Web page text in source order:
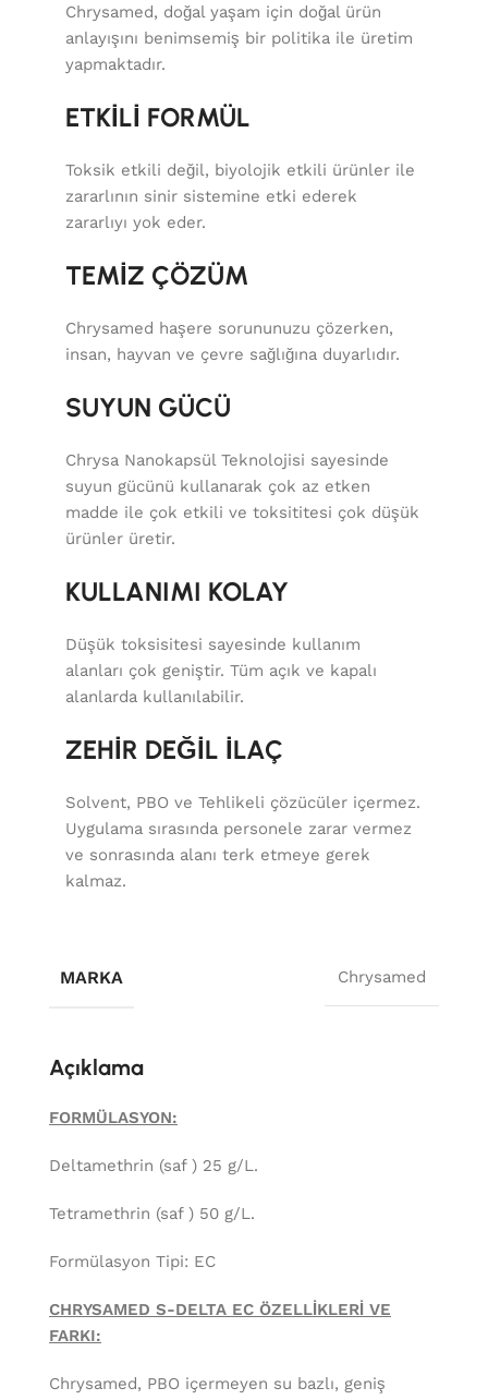
Chrysamed, doğal yaşam için doğal ürün
anlayışını benimsemiş bir politika ile üretim
yapmaktadır.
ETKİLİ FORMÜL
Toksik etkili değil, biyolojik etkili ürünler ile
zararlının sinir sistemine etki ederek
zararlıyı yok eder.
TEMİZ ÇÖZÜM
Chrysamed haşere sorununuzu çözerken,
insan, hayvan ve çevre sağlığına duyarlıdır.
SUYUN GÜCÜ
Chrysa Nanokapsül Teknolojisi sayesinde
suyun gücünü kullanarak çok az etken
madde ile çok etkili ve toksititesi çok düşük
ürünler üretir.
KULLANIMI KOLAY
Düşük toksisitesi sayesinde kullanım
alanları çok geniştir. Tüm açık ve kapalı
alanlarda kullanılabilir.
ZEHİR DEĞİL İLAÇ
Solvent, PBO ve Tehlikeli çözücüler içermez.
Uygulama sırasında personele zarar vermez
ve sonrasında alanı terk etmeye gerek
kalmaz.
MARKA Chrysamed
Açıklama
FORMÜLASYON:
Deltamethrin (saf ) 25 g/L.
Tetramethrin (saf ) 50 g/L.
Formülasyon Tipi: EC
CHRYSAMED S-DELTA EC ÖZELLİKLERİ VE
FARKI:
Chrysamed, PBO içermeyen su bazlı, geniş